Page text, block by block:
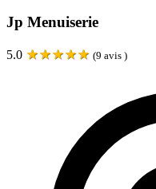
Jp Menuiserie
5.0 ★★★★★ (9 avis )